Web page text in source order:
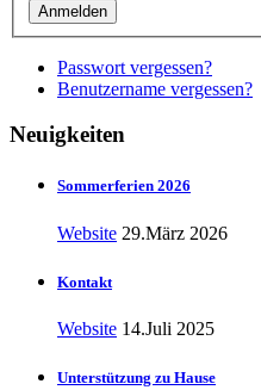
Anmelden
Passwort vergessen?
Benutzername vergessen?
Neuigkeiten
Sommerferien 2026
Website 29.März 2026
Kontakt
Website 14.Juli 2025
Unterstützung zu Hause